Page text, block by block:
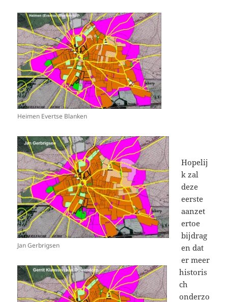
Heimen Evertse Blanken
Jan Gerbrigsen
Hopelij
k zal
deze
eerste
aanzet
ertoe
bijdrag
en dat
er meer
historis
ch
onderzo